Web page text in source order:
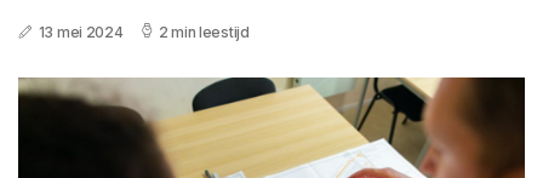
13 mei 2024 2 min leestijd